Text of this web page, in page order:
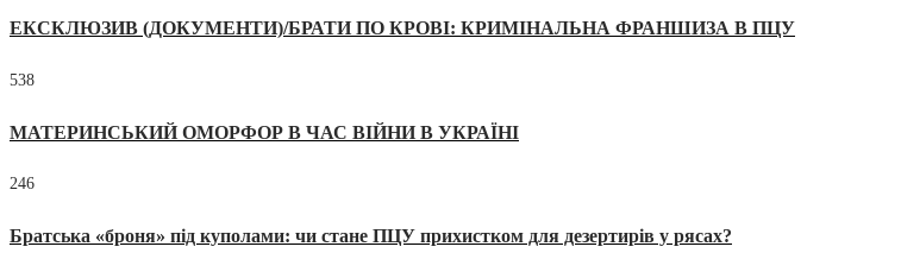
ЕКСКЛЮЗИВ (ДОКУМЕНТИ)/БРАТИ ПО КРОВІ: КРИМІНАЛЬНА ФРАНШИЗА В ПЦУ
538
МАТЕРИНСЬКИЙ ОМОРФОР В ЧАС ВІЙНИ В УКРАЇНІ
246
Братська «броня» під куполами: чи стане ПЦУ прихистком для дезертирів у рясах?